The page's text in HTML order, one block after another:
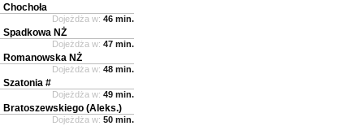
Chochoła
Dojeżdża w: 46 min.
Spadkowa NŻ
Dojeżdża w: 47 min.
Romanowska NŻ
Dojeżdża w: 48 min.
Szatonia #
Dojeżdża w: 49 min.
Bratoszewskiego (Aleks.)
Dojeżdża w: 50 min.